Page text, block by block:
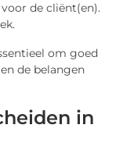
de cliënt(en).
om goed
de belangen
in